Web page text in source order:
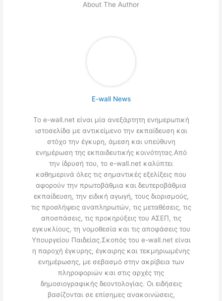
About The Author
E-wall News
Το e-wall.net είναι μία ανεξάρτητη ενημερωτική
ιστοσελίδα με αντικείμενο την εκπαίδευση και
στόχο την έγκυρη, άμεση και υπεύθυνη
ενημέρωση της εκπαιδευτικής κοινότητας.Από
την ίδρυσή του, το e-wall.net καλύπτει
καθημερινά όλες τις σημαντικές εξελίξεις που
αφορούν την πρωτοβάθμια και δευτεροβάθμια
εκπαίδευση, την ειδική αγωγή, τους διορισμούς,
τις προσλήψεις αναπληρωτών, τις μεταθέσεις, τις
αποσπάσεις, τις προκηρύξεις του ΑΣΕΠ, τις
εγκυκλίους, τη νομοθεσία και τις αποφάσεις του
Υπουργείου Παιδείας.Σκοπός του e-wall.net είναι
η παροχή έγκυρης, έγκαιρης και τεκμηριωμένης
ενημέρωσης, με σεβασμό στην ακρίβεια των
πληροφοριών και στις αρχές της
δημοσιογραφικής δεοντολογίας. Οι ειδήσεις
βασίζονται σε επίσημες ανακοινώσεις,